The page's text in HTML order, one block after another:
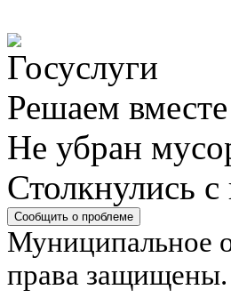
Решаем вместе
Не убран
Столкнулись
Сообщить о проблеме
Муниципальное
права защищены.